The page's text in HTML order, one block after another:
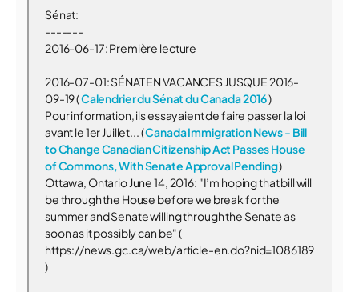
Sénat:
-------
2016-06-17: Première lecture
2016-07-01: SÉNAT EN VACANCES JUSQUE 2016-
09-19 (Calendrier du Sénat du Canada 2016)
Pour information, ils essayaient de faire passer la loi
avant le 1er Juillet... (Canada Immigration News - Bill
to Change Canadian Citizenship Act Passes House
of Commons, With Senate Approval Pending)
Ottawa, Ontario June 14, 2016: "I’m hoping that bill will
be through the House before we break for the
summer and Senate willing through the Senate as
soon as it possibly can be" (
https://news.gc.ca/web/article-en.do?nid=1086189
)